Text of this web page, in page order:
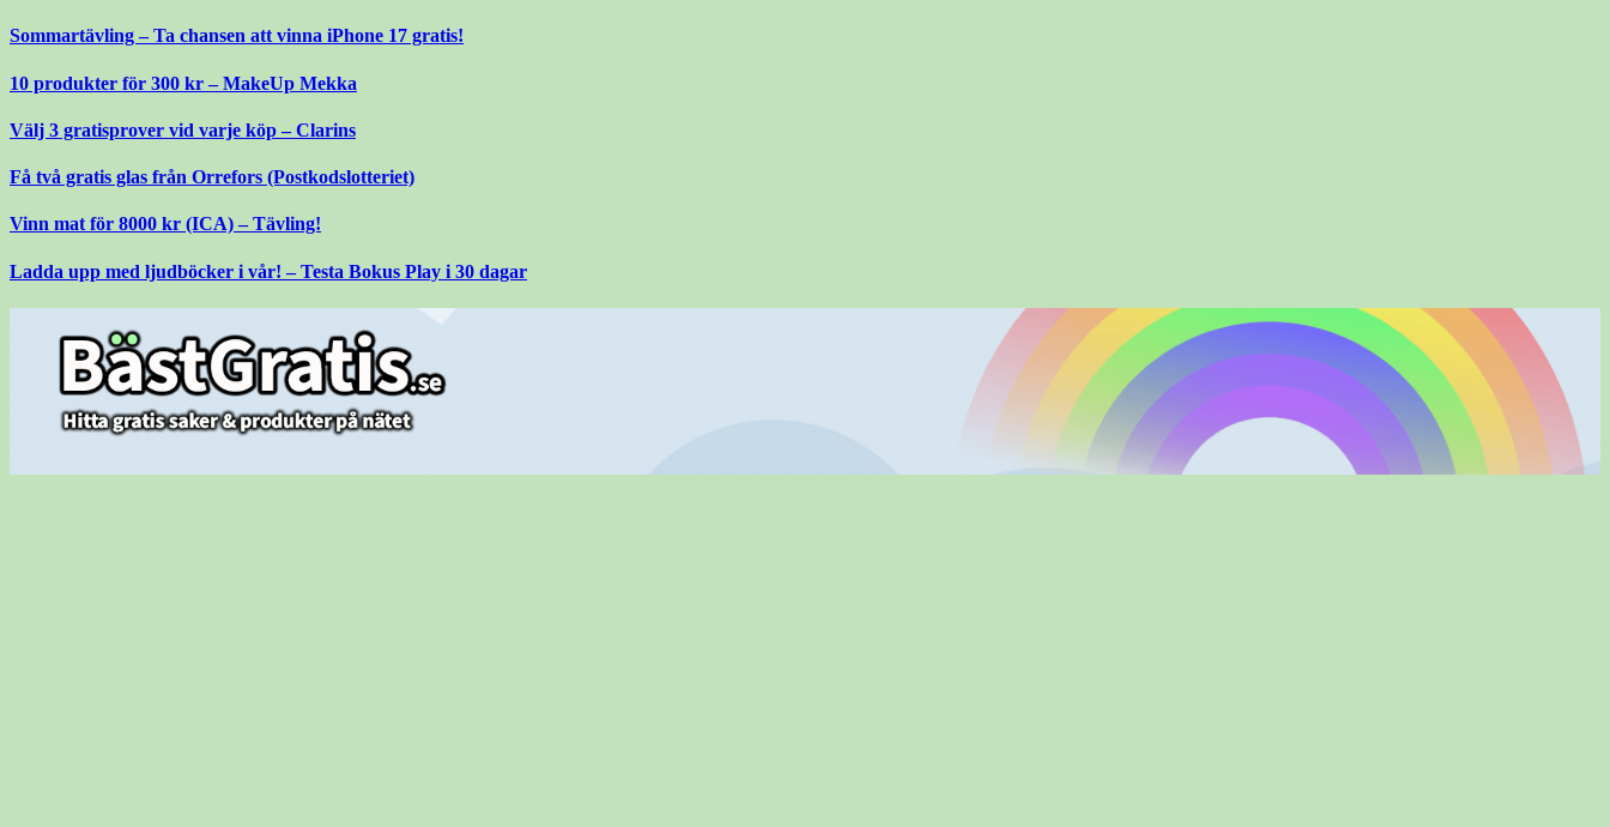
Gå
innehåll
Sommartävling – Ta chansen att vinna iPhone 17 gratis!
10 produkter för 300 kr – MakeUp Mekka
Välj 3 gratisprover vid varje köp – Clarins
Få två gratis glas från Orrefors (Postkodslotteriet)
Vinn mat för 8000 kr (ICA) – Tävling!
Ladda upp med ljudböcker i vår! – Testa Bokus Play i 30 dagar